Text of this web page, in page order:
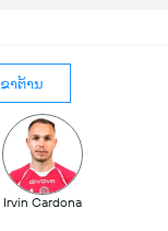
ຂາຕ້ານ
Irvin Cardona